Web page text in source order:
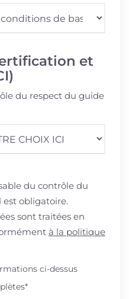
et
du respect du guide
du contrôle du
est obligatoire.
sont traitées en
à la politique
ci-dessus